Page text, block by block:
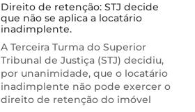
Direito de retenção: STJ decide
que não se aplica a locatário
inadimplente.
A Terceira Turma do Superior
Tribunal de Justiça (STJ) decidiu,
por unanimidade, que o locatário
inadimplente não pode exercer o
direito de retenção do imóvel